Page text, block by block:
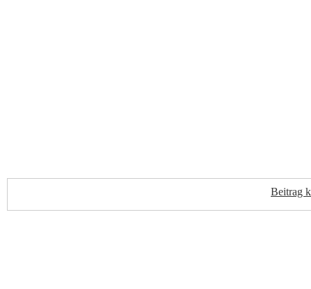
Beitrag